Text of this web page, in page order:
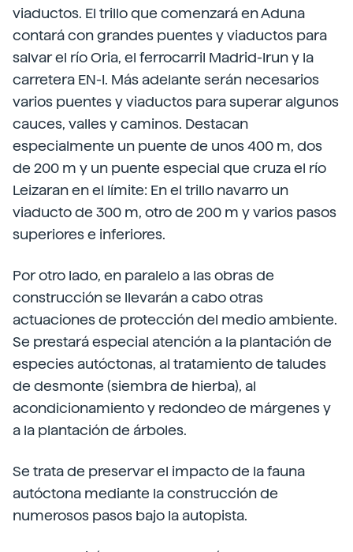
viaductos. El trillo que comenzará en Aduna
contará con grandes puentes y viaductos para
salvar el río Oria, el ferrocarril Madrid-Irun y la
carretera EN-I. Más adelante serán necesarios
varios puentes y viaductos para superar algunos
cauces, valles y caminos. Destacan
especialmente un puente de unos 400 m, dos
de 200 m y un puente especial que cruza el río
Leizaran en el límite: En el trillo navarro un
viaducto de 300 m, otro de 200 m y varios pasos
superiores e inferiores.
Por otro lado, en paralelo a las obras de
construcción se llevarán a cabo otras
actuaciones de protección del medio ambiente.
Se prestará especial atención a la plantación de
especies autóctonas, al tratamiento de taludes
de desmonte (siembra de hierba), al
acondicionamiento y redondeo de márgenes y
a la plantación de árboles.
Se trata de preservar el impacto de la fauna
autóctona mediante la construcción de
numerosos pasos bajo la autopista.